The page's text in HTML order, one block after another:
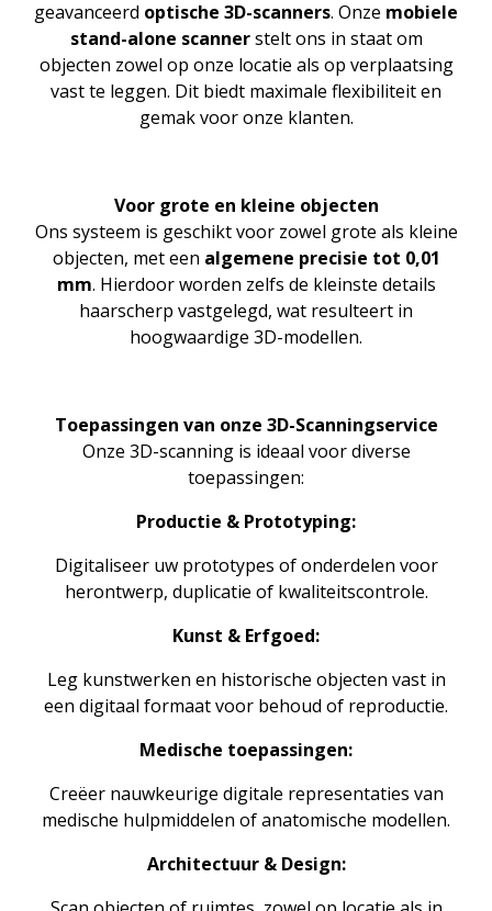
geavanceerd optische 3D-scanners. Onze mobiele
stand-alone scannerstelt ons in staat om
objecten zowel op onze locatie als op verplaatsing
vast te leggen. Dit biedt maximale flexibiliteit en
gemak voor onze klanten.
Voor grote en kleine objecten
Ons systeem is geschikt voor zowel grote als kleine
objecten, met een algemene precisie tot 0,01
mm. Hierdoor worden zelfs de kleinste details
haarscherp vastgelegd, wat resulteert in
hoogwaardige 3D-modellen.
Toepassingen van onze 3D-Scanningservice
Onze 3D-scanning is ideaal voor diverse
toepassingen:
Productie & Prototyping:
Digitaliseer uw prototypes of onderdelen voor
herontwerp, duplicatie of kwaliteitscontrole.
Kunst & Erfgoed:
Leg kunstwerken en historische objecten vast in
een digitaal formaat voor behoud of reproductie.
Medische toepassingen:
Creëer nauwkeurige digitale representaties van
medische hulpmiddelen of anatomische modellen.
Architectuur & Design: